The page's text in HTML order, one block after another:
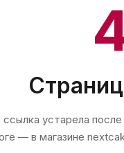
устарела
— в магазине